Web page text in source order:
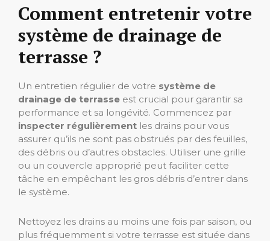
Comment entretenir votre
système de drainage de
terrasse ?
Un entretien régulier de votre système de
drainage de terrasse est crucial pour garantir sa
performance et sa longévité. Commencez par
inspecter régulièrement les drains pour vous
assurer qu’ils ne sont pas obstrués par des feuilles,
des débris ou d’autres obstacles. Utiliser une grille
ou un couvercle approprié peut faciliter cette
tâche en empêchant les gros débris d’entrer dans
le système.
Nettoyez les drains au moins une fois par saison, ou
plus fréquemment si votre terrasse est située dans